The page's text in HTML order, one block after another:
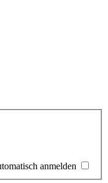
anmelden